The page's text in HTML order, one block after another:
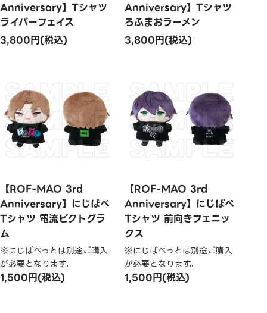
Anniversary】Tシャツ
ライバーフェイス
3,800円(税込)
Anniversary】Tシャツ
ろふまおラーメン
3,800円(税込)
【ROF-MAO 3rd
Anniversary】にじぱぺ
Tシャツ 電流ピクトグラ
ム
※にじぱぺっとは別途ご購入
が必要となります。
1,500円(税込)
【ROF-MAO 3rd
Anniversary】にじぱぺ
Tシャツ 前向きフェニッ
クス
※にじぱぺっとは別途ご購入
が必要となります。
1,500円(税込)